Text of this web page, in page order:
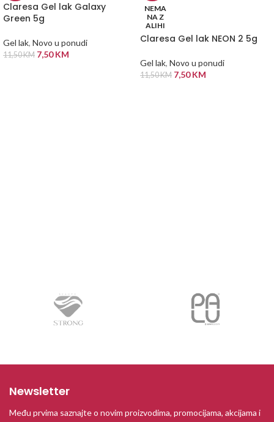
Claresa Gel lak Galaxy
Green 5g
Gel lak, Novo u ponudi
11,50KM 7,50KM
NEMA
NA Z
ALIHI
Claresa Gel lak NEON 2 5g
Gel lak, Novo u ponudi
11,50KM 7,50KM
Newsletter
Među prvima saznajte o novim proizvodima, promocijama, akcijama i